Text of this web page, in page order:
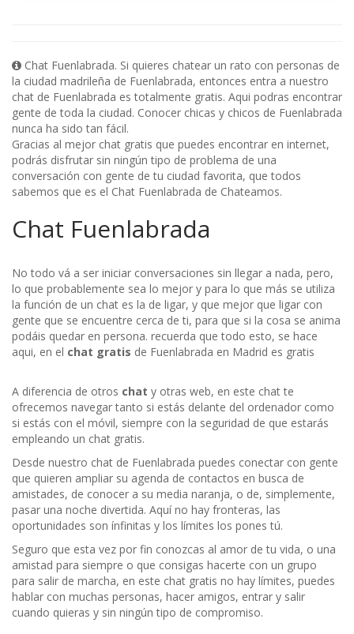
Chat Fuenlabrada. Si quieres chatear un rato con personas de
la ciudad madrileña de Fuenlabrada, entonces entra a nuestro
chat de Fuenlabrada es totalmente gratis. Aqui podras encontrar
gente de toda la ciudad. Conocer chicas y chicos de Fuenlabrada
nunca ha sido tan fácil.
Gracias al mejor chat gratis que puedes encontrar en internet,
podrás disfrutar sin ningún tipo de problema de una
conversación con gente de tu ciudad favorita, que todos
sabemos que es el Chat Fuenlabrada de Chateamos.
Chat Fuenlabrada
No todo vá a ser iniciar conversaciones sin llegar a nada, pero,
lo que probablemente sea lo mejor y para lo que más se utiliza
la función de un chat es la de ligar, y que mejor que ligar con
gente que se encuentre cerca de ti, para que si la cosa se anima
podáis quedar en persona. recuerda que todo esto, se hace
aqui, en el chat gratis de Fuenlabrada en Madrid es gratis
A diferencia de otros chat y otras web, en este chat te
ofrecemos navegar tanto si estás delante del ordenador como
si estás con el móvil, siempre con la seguridad de que estarás
empleando un chat gratis.
Desde nuestro chat de Fuenlabrada puedes conectar con gente
que quieren ampliar su agenda de contactos en busca de
amistades, de conocer a su media naranja, o de, simplemente,
pasar una noche divertida. Aquí no hay fronteras, las
oportunidades son ínfinitas y los límites los pones tú.
Seguro que esta vez por fin conozcas al amor de tu vida, o una
amistad para siempre o que consigas hacerte con un grupo
para salir de marcha, en este chat gratis no hay límites, puedes
hablar con muchas personas, hacer amigos, entrar y salir
cuando quieras y sin ningún tipo de compromiso.